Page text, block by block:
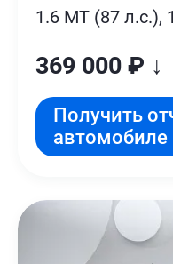
1.6 MT (87 л.с.),
369 000 ₽ ↓
Получить
автомобиле